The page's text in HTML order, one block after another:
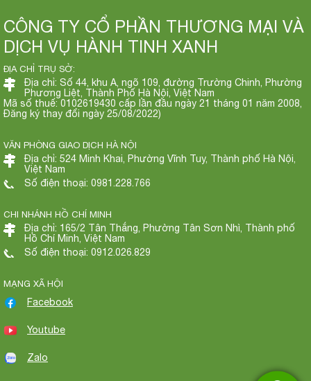
CÔNG TY CỔ PHẦN THƯƠNG MẠI VÀ
DỊCH VỤ HÀNH TINH XANH
ĐỊA CHỈ TRỤ SỞ:
Địa chỉ: Số 44, khu A, ngõ 109, đường Trường Chinh, Phường
Phương Liệt, Thành Phố Hà Nội, Việt Nam
Mã số thuế: 0102619430 cấp lần đầu ngày 21 tháng 01 năm 2008,
Đăng ký thay đổi ngày 25/08/2022)
VĂN PHÒNG GIAO DỊCH HÀ NỘI
Địa chỉ: 524 Minh Khai, Phường Vĩnh Tuy, Thành phố Hà Nội,
Việt Nam
Số điện thoại: 0981.228.766
CHI NHÁNH HỒ CHÍ MINH
Địa chỉ: 165/2 Tân Thắng, Phường Tân Sơn Nhì, Thành phố
Hồ Chí Minh, Việt Nam
Số điện thoại: 0912.026.829
MẠNG XÃ HỘI
Facebook
Youtube
Zalo